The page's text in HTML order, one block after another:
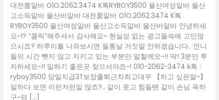
대전룸알바 O1O.2062.3474 K톡RYBOY3500 울산여성알바 울산
고소득알바 울산바알바 대전룸알바 O1O.2062.3474 K톡
RYBOY3500 울산여성알바 울산고소득알바 울산바알바 안녕하세
요~!? “클릭”해주셔서 감사해요~ 현실성 없는 광고들속에 고민많
으시죠? 하루이틀 나와보시면 들통날 거짓말 안하겠습니다.. 언니
들의 시간 뺏지 않고 지키고 있는 부분만 말할께요~!! 딱! 3분만 투
자하세요~!! 일하기 좋은곳 찾으셔야죠~! 010-2062-3474 k톡 :
ryboy3500 당일지급3T보장출퇴근차최고대우 【하고 싶은말~】
일하다 보면 이런저런일 많죠?.. 같이 웃고 힘들땐 같이 손님 욕하
구~맘 […]
성
알
바
울
산
고
소
득
알